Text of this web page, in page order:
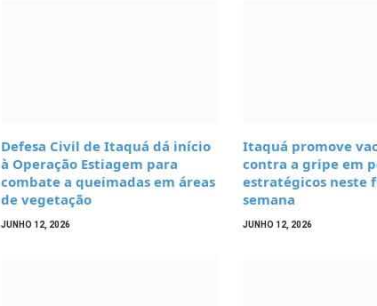
Defesa Civil de Itaquá dá início
à Operação Estiagem para
combate a queimadas em áreas
de vegetação
JUNHO 12, 2026
Itaquá promove
contra a gripe em
estratégicos neste
semana
JUNHO 12, 2026